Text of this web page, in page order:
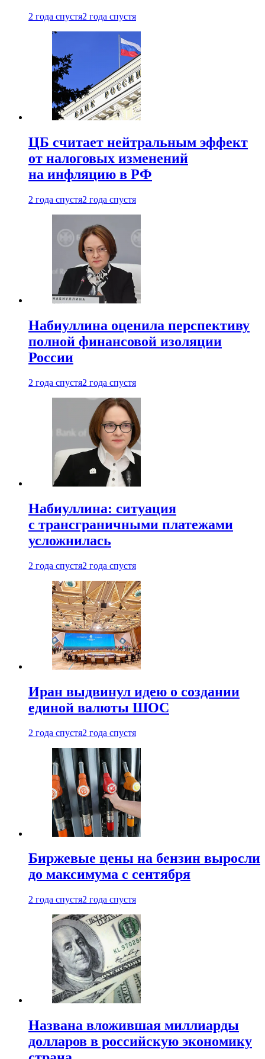
2 года спустя2 года спустя
ЦБ считает нейтральным эффект
от налоговых изменений
на инфляцию в РФ
2 года спустя2 года спустя
Набиуллина оценила перспективу
полной финансовой изоляции
России
2 года спустя2 года спустя
Набиуллина: ситуация
с трансграничными платежами
усложнилась
2 года спустя2 года спустя
Иран выдвинул идею о создании
единой валюты ШОС
2 года спустя2 года спустя
Биржевые цены на бензин выросли
до максимума с сентября
2 года спустя2 года спустя
Названа вложившая миллиарды
долларов в российскую экономику